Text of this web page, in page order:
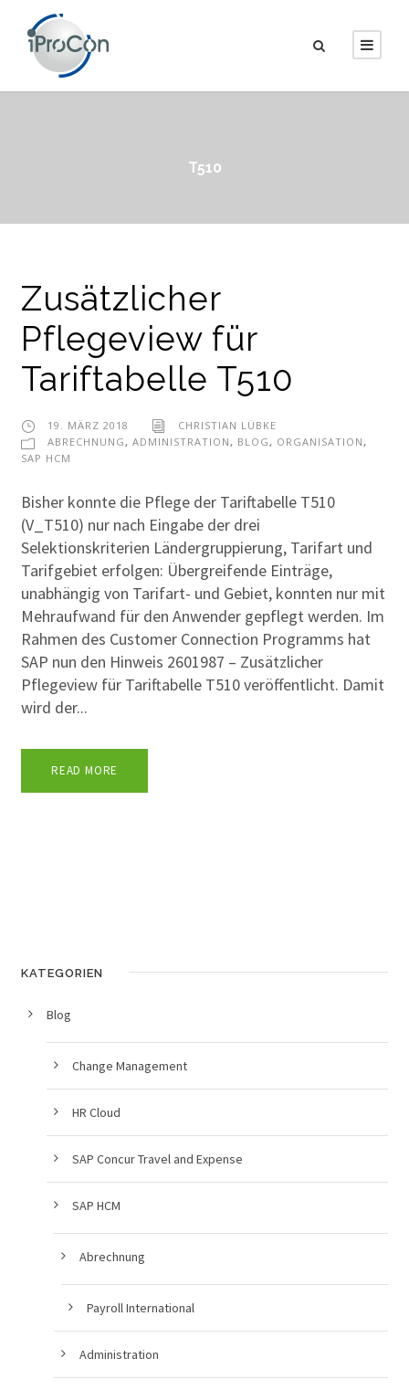
T510
Zusätzlicher
Pflegeview für
Tariftabelle T510
19. MÄRZ 2018
CHRISTIAN LÜBKE
ABRECHNUNG, ADMINISTRATION, BLOG, ORGANISATION,
SAP HCM
Bisher konnte die Pflege der Tariftabelle T510
(V_T510) nur nach Eingabe der drei
Selektionskriterien Ländergruppierung, Tarifart und
Tarifgebiet erfolgen: Übergreifende Einträge,
unabhängig von Tarifart- und Gebiet, konnten nur mit
Mehraufwand für den Anwender gepflegt werden. Im
Rahmen des Customer Connection Programms hat
SAP nun den Hinweis 2601987 – Zusätzlicher
Pflegeview für Tariftabelle T510 veröffentlicht. Damit
wird der...
READ MORE
KATEGORIEN
Blog
Change Management
HR Cloud
SAP Concur Travel and Expense
SAP HCM
Abrechnung
Payroll International
Administration